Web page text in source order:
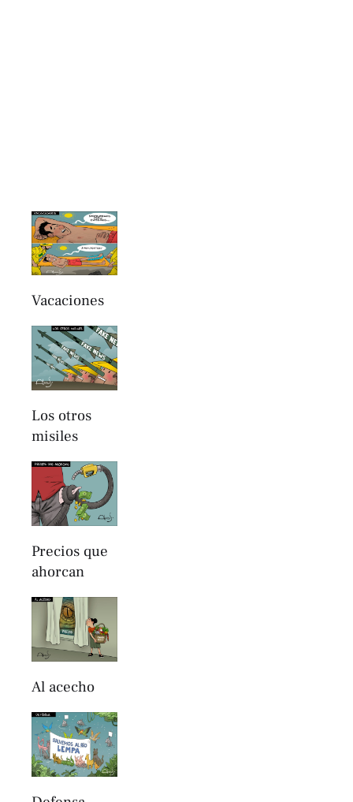
Vacaciones
Los otros
misiles
Precios que
ahorcan
Al acecho